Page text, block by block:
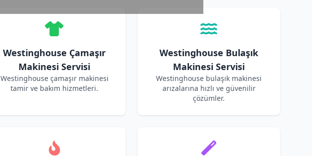
Westinghouse Çamaşır
Makinesi Servisi
Westinghouse çamaşır makinesi
tamir ve bakım hizmetleri.
Westinghouse Bulaşık
Makinesi Servisi
Westinghouse bulaşık makinesi
arızalarına hızlı ve güvenilir
çözümler.